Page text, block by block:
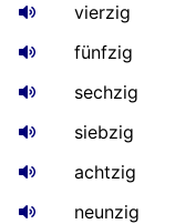
vierzig
fünfzig
sechzig
siebzig
achtzig
neunzig